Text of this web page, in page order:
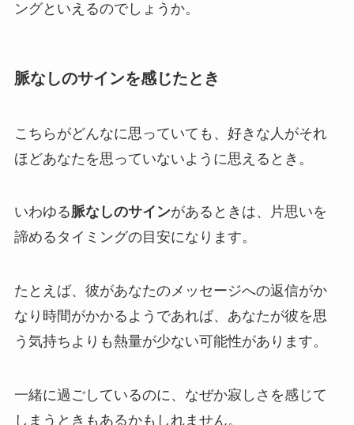
ングといえるのでしょうか。
脈なしのサインを感じたとき
こちらがどんなに思っていても、好きな人がそれ
ほどあなたを思っていないように思えるとき。
いわゆる脈なしのサインがあるときは、片思いを
諦めるタイミングの目安になります。
たとえば、彼があなたのメッセージへの返信がか
なり時間がかかるようであれば、あなたが彼を思
う気持ちよりも熱量が少ない可能性があります。
一緒に過ごしているのに、なぜか寂しさを感じて
しまうときもあるかもしれません。